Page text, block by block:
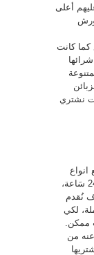
أعلى
ورش
كما كانت
نشتري
السيارات بالنويصيب، حيث نعمل على مَدار 24 سَاعة،
نُقدم
لكي
ممكن.
من